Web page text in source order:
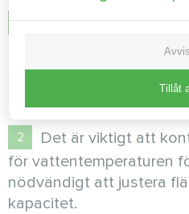
kapacitet ska du ta
kraven för det värme-
rummet.
Det är viktigt att
för vattentemperaturen
nödvändigt att justera
kapacitet.
Tillåt